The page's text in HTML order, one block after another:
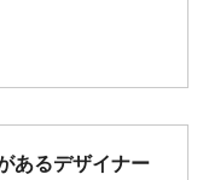
あるデザイナー